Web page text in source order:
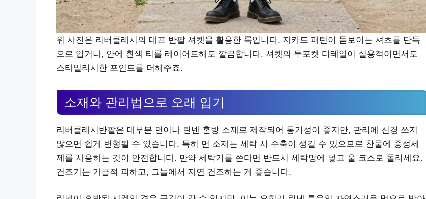
위 사진은 리버클래시의 대표 반팔 셔켓을 활용한 룩입니다. 자카드 패턴이 돋보이는 셔츠를 단독
으로 입거나, 안에 흰색 티를 레이어드해도 깔끔합니다. 셔켓의 투포켓 디테일이 실용적이면서도
스타일리시한 포인트를 더해주죠.
소재와 관리법으로 오래 입기
리버클래시반팔은 대부분 면이나 린넨 혼방 소재로 제작되어 통기성이 좋지만, 관리에 신경 쓰지
않으면 쉽게 변형될 수 있습니다. 특히 면 소재는 세탁 시 수축이 생길 수 있으므로 찬물에 중성세
제를 사용하는 것이 안전합니다. 만약 세탁기를 쓴다면 반드시 세탁망에 넣고 울 코스로 돌리세요.
건조기는 가급적 피하고, 그늘에서 자연 건조하는 게 좋습니다.